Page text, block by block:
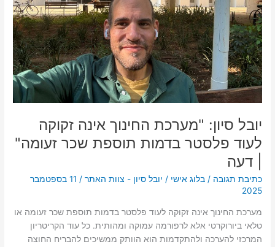
יובל סיון: "מערכת החינוך אינה זקוקה
לעוד פלסטר בדמות תוספת שכר זעומה"
| דעה
כתיבת תגובה /בלוג אישי / יובל סיון - צוות האתר/
11 בספטמבר
2025
מערכת החינוך אינה זקוקה לעוד פלסטר בדמות תוספת שכר זעומה או
טלאי ביורוקרטי אלא לרפורמה עמוקה ומהותית. כל עוד הקריטריון
המרכזי להערכה ולהתקדמות הוא הוותק ממשיכים להבריח החוצה
לעוד
פלסטר
בדמות
תוספת
שכר
זעומה"
|
דעה